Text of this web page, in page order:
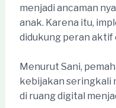
menjadi ancaman
anak. Karena itu,
didukung peran aktif
Menurut Sani,
kebijakan seringkali
di ruang digital